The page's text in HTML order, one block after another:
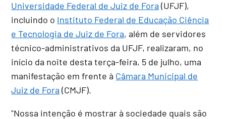
Universidade Federal de Juiz de Fora (UFJF),
incluindo o Instituto Federal de Educação Ciência
e Tecnologia de Juiz de Fora, além de servidores
técnico-administrativos da UFJF, realizaram, no
início da noite desta terça-feira, 5 de julho, uma
manifestação em frente à Câmara Municipal de
Juiz de Fora (CMJF).
"Nossa intenção é mostrar à sociedade quais são